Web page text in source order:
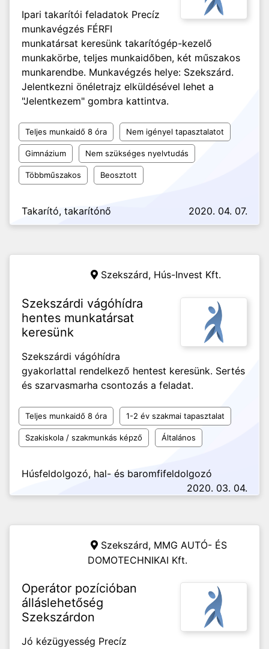
Ipari takarítói feladatok Precíz
munkavégzés FÉRFI
munkatársat keresünk takarítógép-kezelő
munkakörbe, teljes munkaidőben, két műszakos
munkarendbe. Munkavégzés helye: Szekszárd.
Jelentkezni önéletrajz elküldésével lehet a
"Jelentkezem" gombra kattintva.
Teljes munkaidő 8 óra Nem igényel tapasztalatot
Gimnázium Nem szükséges nyelvtudás
Többműszakos Beosztott
Takarító, takarítónő 2020. 04. 07.
Szekszárd, Hús-Invest Kft.
Szekszárdi vágóhídra
hentes munkatársat
keresünk
Szekszárdi vágóhídra
gyakorlattal rendelkező hentest keresünk. Sertés
és szarvasmarha csontozás a feladat.
Teljes munkaidő 8 óra 1-2 év szakmai tapasztalat
Szakiskola / szakmunkás képző Általános
Húsfeldolgozó, hal- és baromfifeldolgozó
2020. 03. 04.
Szekszárd, MMG AUTÓ- ÉS
DOMOTECHNIKAI Kft.
Operátor pozícióban
álláslehetőség
Szekszárdon
Jó kézügyesség Precíz